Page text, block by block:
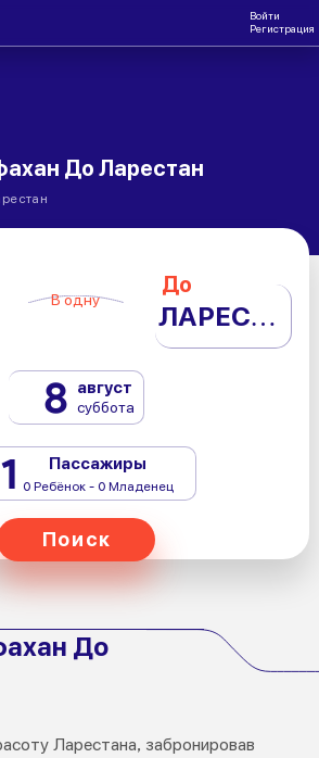
Войти
Регистрация
До Ларестан
В одну
До
ЛАРЕСТАН
8 август
суббота
1 Пассажиры
0 Ребёнок - 0 Младенец
Поиск
До
Ларестана, забронировав